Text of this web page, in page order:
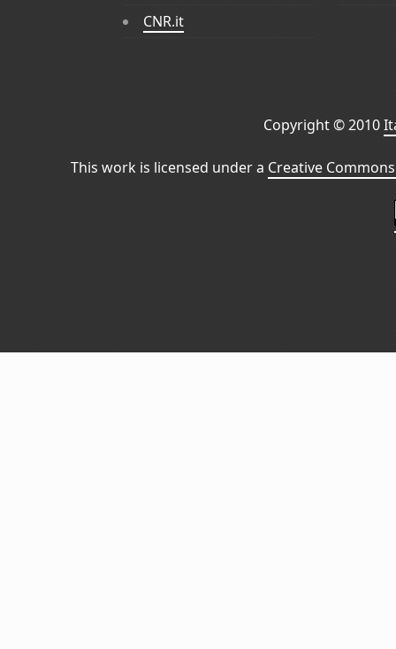
CNR.it
Copyright © 2010
This work is licensed under a Creative